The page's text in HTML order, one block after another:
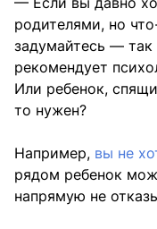
родителями, но
задумайтесь —
рекомендует
Или ребенок,
то нужен?
Например, вы не
рядом ребенок
напрямую не